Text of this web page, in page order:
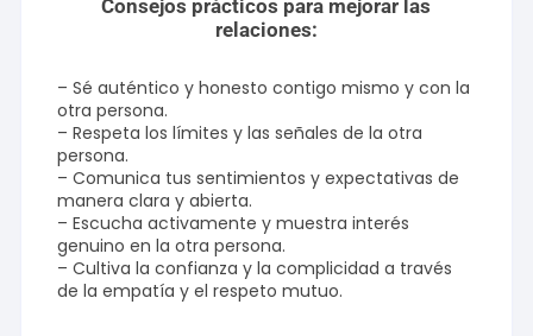
Consejos prácticos para mejorar las
relaciones:
– Sé auténtico y honesto contigo mismo y con la
otra persona.
– Respeta los límites y las señales de la otra
persona.
– Comunica tus sentimientos y expectativas de
manera clara y abierta.
– Escucha activamente y muestra interés
genuino en la otra persona.
– Cultiva la confianza y la complicidad a través
de la empatía y el respeto mutuo.